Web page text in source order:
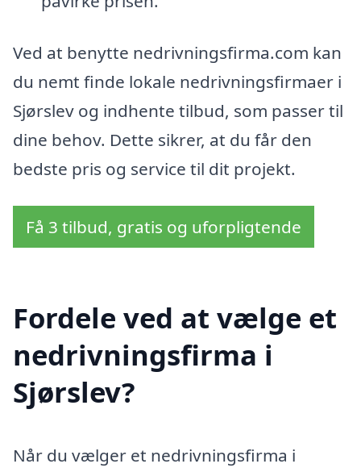
Ved at benytte nedrivningsfirma.com kan
du nemt finde lokale nedrivningsfirmaer i
Sjørslev og indhente tilbud, som passer til
dine behov. Dette sikrer, at du får den
bedste pris og service til dit projekt.
Få 3 tilbud, gratis og uforpligtende
Fordele ved at vælge et
nedrivningsfirma i
Sjørslev?
Når du vælger et nedrivningsfirma i